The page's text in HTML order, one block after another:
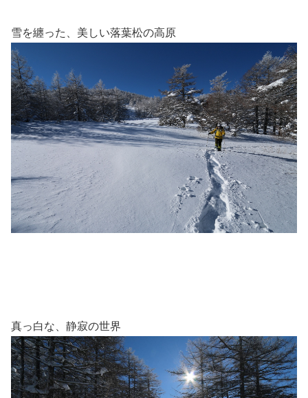
雪を纏った、美しい落葉松の高原
真っ白な、静寂の世界